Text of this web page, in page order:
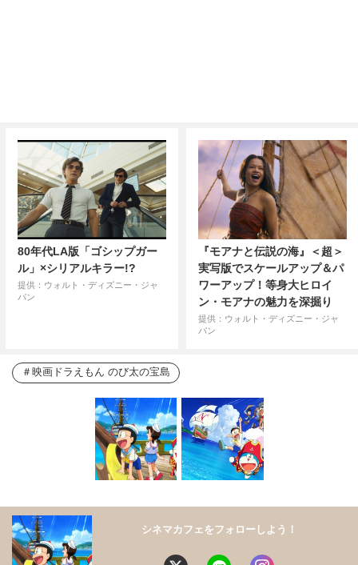
80年代LA版「ゴシップガー
ル」×シリアルキラー!?
提供：ウォルト・ディズニー・ジャ
パン
『モアナと伝説の海』＜超＞
実写版でスケールアップ＆パ
ワーアップ！等身大ヒロイ
ン・モアナの魅力を深掘り
提供：ウォルト・ディズニー・ジャ
パン
映画ドラえもん のび太の宝島
シネマカフェをフォローしよう！